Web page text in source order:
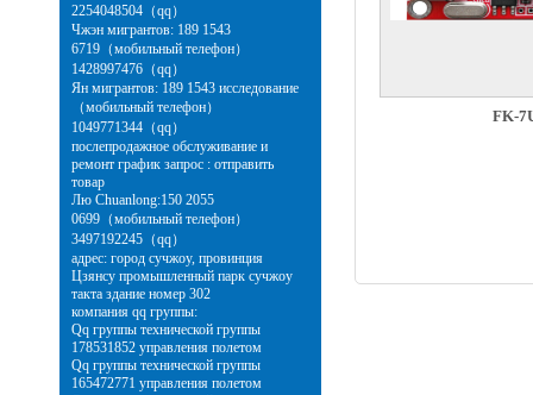
2254048504（qq）
Чжэн мигрантов: 189 1543
6719（мобильный телефон）
1428997476（qq）
Ян мигрантов: 189 1543 исследование
（мобильный телефон）
1049771344（qq）
послепродажное обслуживание и
ремонт график запрос : отправить
товар
Лю Chuanlong:150 2055
0699（мобильный телефон）
3497192245（qq）
адрес: город сучжоу, провинция
Цзянсу промышленный парк сучжоу
такта здание номер 302
компания qq группы:
Qq группы технической группы
178531852 управления полетом
Qq группы технической группы
165472771 управления полетом
FK-